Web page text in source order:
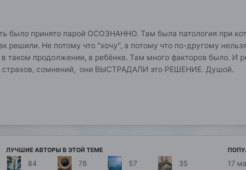
было принято парой ОСОЗНАННО. Там была патология при
решили. Не потому что "хочу", а потому что по-другому
таком продолжении, в ребёнке. Там много факторов было. И
страхов, сомнений, они ВЫСТРАДАЛИ это РЕШЕНИЕ. Душой.
ЛУЧШИЕ АВТОРЫ В ЭТОЙ ТЕМЕ
84 78 57 35 17